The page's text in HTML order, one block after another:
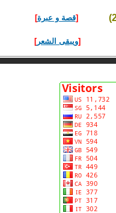
[قصة و عبرة]
[ويبقى الشعر]